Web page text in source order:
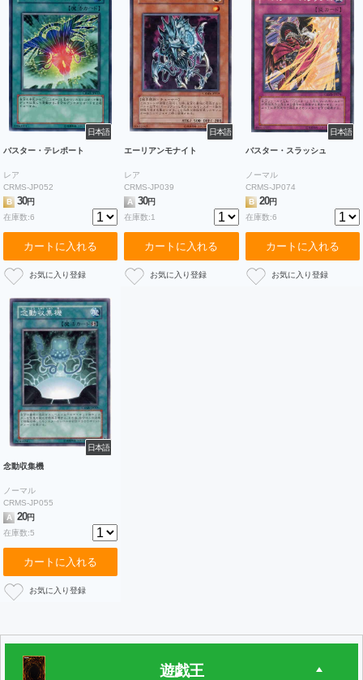
日本語
バスター・テレポート
レア
CRMS-JP052
B
30円
在庫数:6
カートに入れる
日本語
エーリアンモナイト
レア
CRMS-JP039
A
30円
在庫数:1
カートに入れる
日本語
バスター・スラッシュ
ノーマル
CRMS-JP074
B 20円
在庫数:6
カートに入れる
日本語
念動収集機
ノーマル
CRMS-JP055
A
20円
在庫数:5
カートに入れる
遊戯王